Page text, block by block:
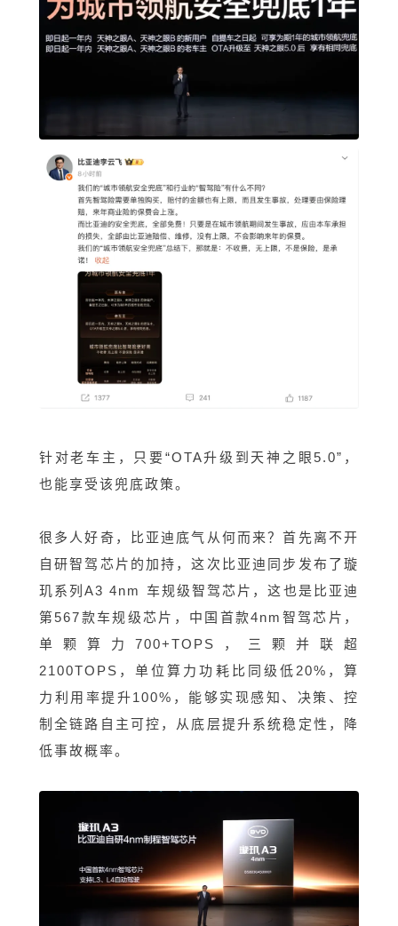
针对老车主，只要“OTA升级到天神之眼5.0”，
也能享受该兜底政策。
很多人好奇，比亚迪底气从何而来？首先离不开
自研智驾芯片的加持，这次比亚迪同步发布了璇
玑系列A3 4nm 车规级智驾芯片，这也是 比亚迪
第567款车规级芯片，中国首款4nm智驾芯片，
单颗算力700+TOPS，三颗并联超
2100TOPS，单位算力功耗比同级低20%，算
力利用率提升100%，能够实现感知、决策、控
制全链路自主可控，从底层提升系统稳定性，降
低事故概率。